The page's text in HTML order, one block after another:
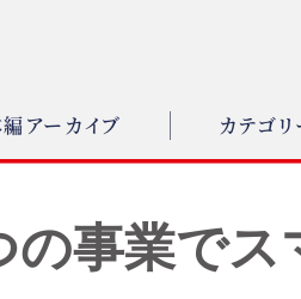
アーカイブ カテゴ
の事業でス